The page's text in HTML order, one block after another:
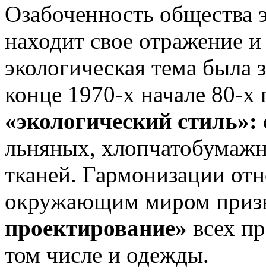
Озабоченность общества
находит свое отражение
экологическая тема
конце 1970-х начале 80-
«эко­логический стиль»:
льняных,
тканей. Гармонизации
окружающим миром
проектирование» всех
том числе и одежды.